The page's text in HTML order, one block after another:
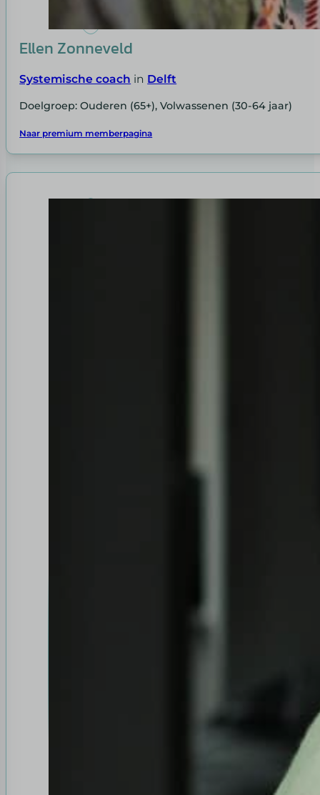
Ellen Zonneveld
Systemische coach in Delft
Doelgroep: Ouderen (65+), Volwassenen (30-64 jaar)
Naar premium memberpagina